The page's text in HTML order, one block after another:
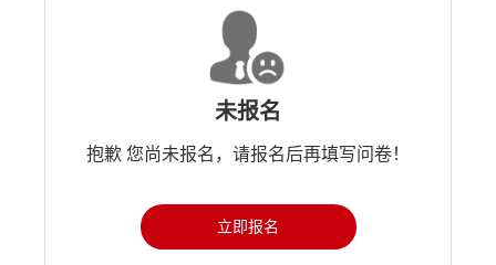
未报名
抱歉 您尚未报名，请报名后再填写问卷！
立即报名